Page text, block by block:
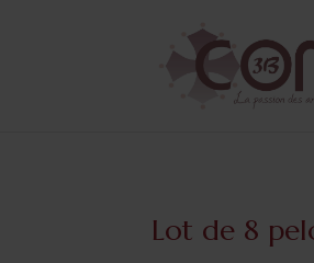
Lot de 8